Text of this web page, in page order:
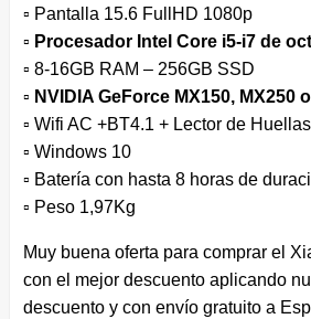
▫ Pantalla 15.6 FullHD 1080p
▫ Procesador Intel Core i5-i7 de
▫ 8-16GB RAM – 256GB SSD
▫ NVIDIA GeForce MX150, MX250
▫ Wifi AC +BT4.1 + Lector de Huellas
▫ Windows 10
▫ Batería con hasta 8 horas de
▫ Peso 1,97Kg
Muy buena oferta para comprar el
con el mejor descuento aplicando
descuento y con envío gratuito a